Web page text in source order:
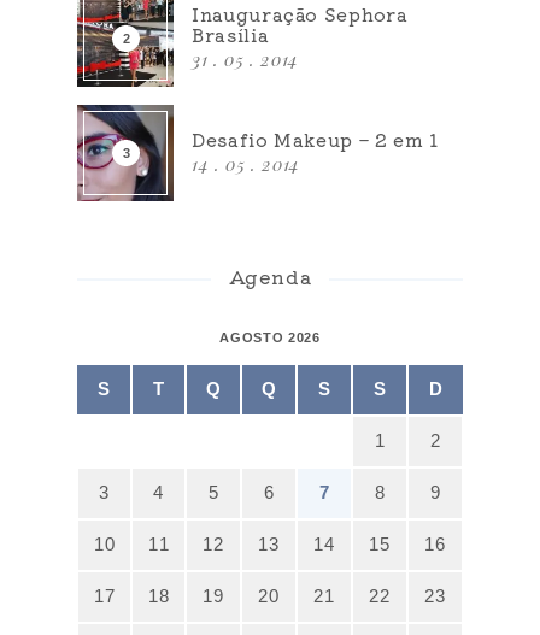
Inauguração Sephora
Brasília
31 . 05 . 2014
Desafio Makeup – 2 em 1
14 . 05 . 2014
Agenda
AGOSTO 2026
S T Q Q S S D
1 2
3 4 5 6 7 8 9
10 11 12 13 14 15 16
17 18 19 20 21 22 23